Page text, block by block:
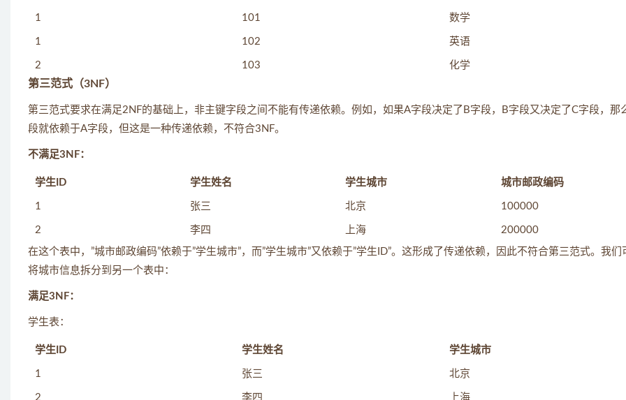
1 101 数学
1 102 英语
2 103 化学
第三范式（3NF）
第三范式要求在满足2NF的基础上，非主键字段之间不能有传递依赖。例如，如果A字段决定了B字段，B字段又决定了C字段，那
段就依赖于A字段，但这是一种传递依赖，不符合3NF。
不满足3NF：
学生ID 学生姓名 学生城市 城市邮政编码
1 张三 北京 100000
2 李四 上海 200000
在这个表中，”城市邮政编码”依赖于”学生城市”，而”学生城市”又依赖于”学生ID”。这形成了传递依赖，因此不符合第三范式。我们
将城市信息拆分到另一个表中：
满足3NF：
学生表：
学生ID 学生姓名 学生城市
1 张三 北京
2 李四 上海